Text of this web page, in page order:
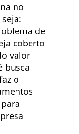
no
de
coberto
valor
busca
o